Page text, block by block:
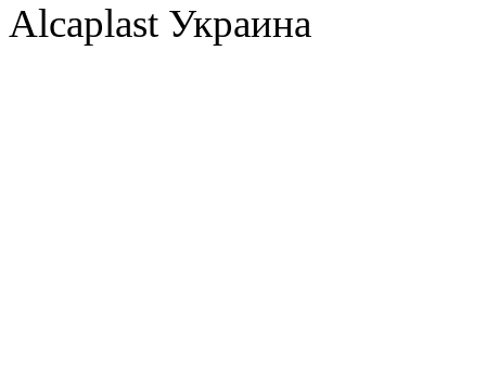
Alcaplast Украина